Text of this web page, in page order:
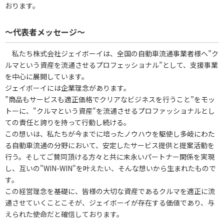
おります。
～代表者メッセージ～
私たち株式会社ジェイボーイは、全国の自動車流通事業者様へ”ク
ルマという資産を流通させるプロフェッショナル”として、支援事業
を中心に展開しています。
ジェイボーイには企業理念があります。
”商品もサービスも適正価格でクリアなビジネスを行うこと”をモッ
トーに、"クルマという資産"を流通させるプロファッショナルとし
ての責任と誇りを持って行動し続ける。
この想いは、私たちが今までに培ったノウハウを駆使し多岐にわた
る自動車流通の分野において、安定したサービス提供と提案活動を
行う。そしてご賛同頂ける方々と共に末永いパートナー関係を実現
し、互いの"WIN-WIN"を叶えたい、そんな想いから生まれたもので
す。
この経営理念を基礎に、皆様の大切な資産であるクルマを適正に流
通させていくことこそが、ジェイボーイが存在する価値であり、与
えられた使命だと確信しております。